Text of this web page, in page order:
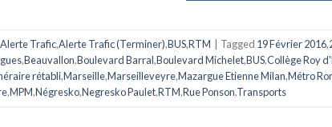
Alerte Trafic,Alerte Trafic (Terminer),BUS,RTM Tagged 19 Février 2016,
,Beauvallon,Boulevard Barral,Boulevard Michelet,BUS,Collège Roy
rétabli,Marseille,Marseilleveyre,Mazargue Etienne Milan,Métro
,MPM,Négresko,Negresko Paulet,RTM,Rue Ponson,Transports